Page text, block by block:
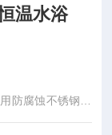
温水浴
防腐蚀不锈钢材
和耐高温橡胶材